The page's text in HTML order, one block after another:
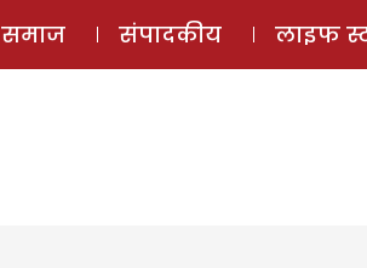
समाज संपादकीय लाइफ